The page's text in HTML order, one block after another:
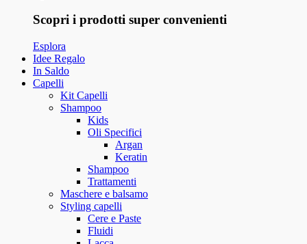
Scopri i prodotti super convenienti
Esplora
Idee Regalo
In Saldo
Capelli
Kit Capelli
Shampoo
Kids
Oli Specifici
Argan
Keratin
Shampoo
Trattamenti
Maschere e balsamo
Styling capelli
Cere e Paste
Fluidi